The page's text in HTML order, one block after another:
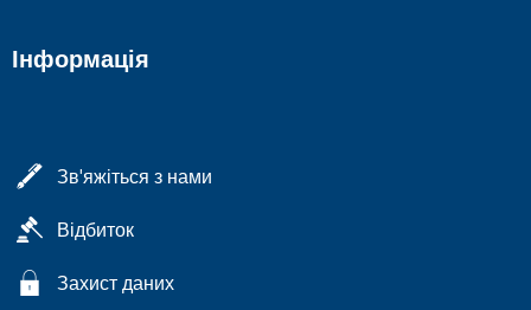
Інформація
Зв'яжіться з нами
Відбиток
Захист даних